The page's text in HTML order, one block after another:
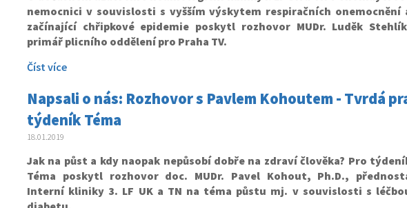
nemocnici v souvislosti s vyšším výskytem respiračních onemocnění
začínající chřipkové epidemie poskytl rozhovor MUDr. Luděk
primář plicního oddělení pro Praha TV.
Číst více
Napsali o nás: Rozhovor s Pavlem Kohoutem - Tvrdá
týdeník Téma
18.01.2019
Jak na půst a kdy naopak nepůsobí dobře na zdraví člověka? Pro
Téma poskytl rozhovor doc. MUDr. Pavel Kohout, Ph.D.,
Interní kliniky 3. LF UK a TN na téma půstu mj. v souvislosti s